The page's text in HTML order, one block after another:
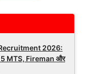
2026:
MTS, Fireman और